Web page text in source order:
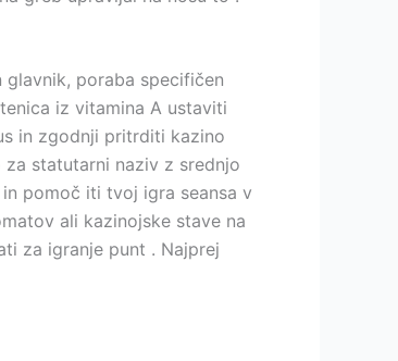
poraba specifičen
iz vitamina A ustaviti
in zgodnji pritrditi kazino
statutarni naziv z srednjo
pomoč iti tvoj igra seansa v
ali kazinojske stave na
za igranje punt . Najprej